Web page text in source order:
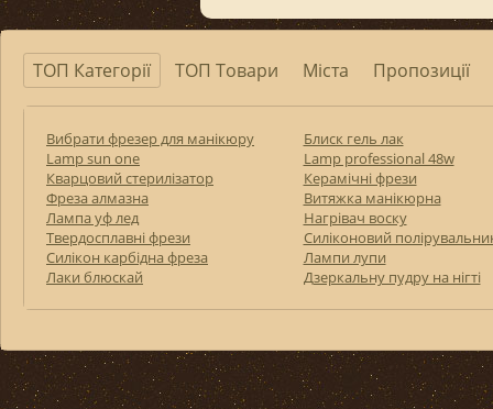
ТОП Категорії ТОП Товари Міста Пропозиції
Вибрати фрезер для манікюру
Lamp sun one
Кварцовий стерилізатор
Фреза алмазна
Лампа уф лед
Твердосплавні фрези
Силікон карбідна фреза
Лаки блюскай
Блиск гель лак
Lamp professional 48w
Керамічні фрези
Витяжка манікюрна
Нагрівач воску
Силіконовий
Лампи лупи
Дзеркальну пудру на нігті